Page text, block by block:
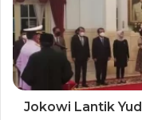
Jokowi Lantik